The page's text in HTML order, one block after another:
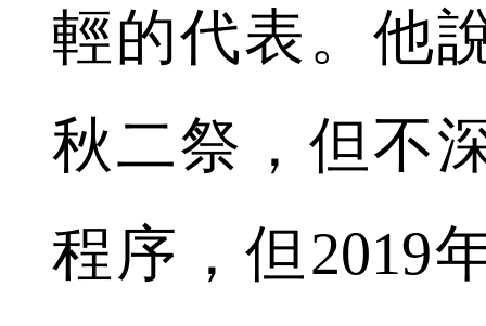
輕的代表。他
秋二祭，但不
程序，但2019